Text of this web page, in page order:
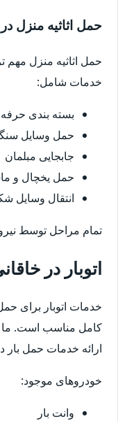
حمل اثاثیه منزل
حمل اثاثیه منزل
خدمات شامل:
بسته بندی
حمل وسایل
جابجایی مبلمان
حمل یخچال و
انتقال وسایل
تمام مراحل توسط
اتوبار در
خدمات اتوبار برای
کامل مناسب است. ما
ارائه خدمات حمل بار
خودروهای موجود:
وانت بار